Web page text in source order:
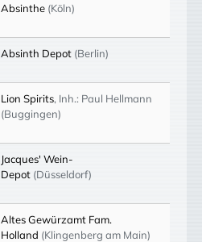
Absinthe (Köln)
Absinth Depot (Berlin)
Lion Spirits, Inh.: Paul Hellmann
(Buggingen)
Jacques' Wein-
Depot (Düsseldorf)
Altes Gewürzamt Fam.
Holland (Klingenberg am Main)